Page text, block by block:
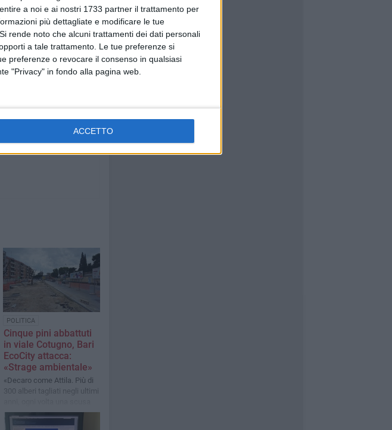
a noi e ai nostri 1733 partner il trattamento per
più dettagliate e modificare le tue
Si rende noto che alcuni trattamenti dei dati personali
a tale trattamento. Le tue preferenze si
preferenze o revocare il consenso in qualsiasi
"Privacy" in fondo alla pagina web.
ACCETTO
salute dei
per la raccolta sulla
POLITICA
Cinque pini abbattuti
in viale Cotugno, Bari
EcoCity attacca:
«Strage ambientale»
«Decaro come Attila. Più di
300 alberi tagliati negli ultimi
diversa»